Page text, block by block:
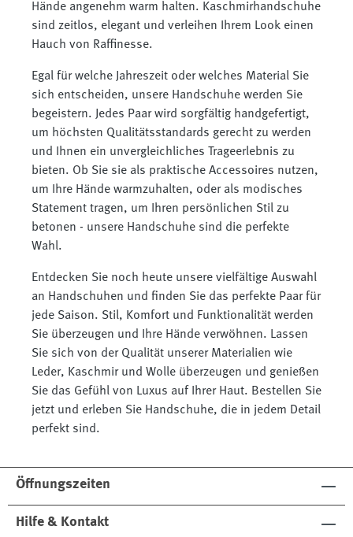
Hände angenehm warm halten. Kaschmirhandschuhe
sind zeitlos, elegant und verleihen Ihrem Look einen
Hauch von Raffinesse.
Egal für welche Jahreszeit oder welches Material Sie
sich entscheiden, unsere Handschuhe werden Sie
begeistern. Jedes Paar wird sorgfältig handgefertigt,
um höchsten Qualitätsstandards gerecht zu werden
und Ihnen ein unvergleichliches Trageerlebnis zu
bieten. Ob Sie sie als praktische Accessoires nutzen,
um Ihre Hände warmzuhalten, oder als modisches
Statement tragen, um Ihren persönlichen Stil zu
betonen - unsere Handschuhe sind die perfekte
Wahl.
Entdecken Sie noch heute unsere vielfältige Auswahl
an Handschuhen und finden Sie das perfekte Paar für
jede Saison. Stil, Komfort und Funktionalität werden
Sie überzeugen und Ihre Hände verwöhnen. Lassen
Sie sich von der Qualität unserer Materialien wie
Leder, Kaschmir und Wolle überzeugen und genießen
Sie das Gefühl von Luxus auf Ihrer Haut. Bestellen Sie
jetzt und erleben Sie Handschuhe, die in jedem Detail
perfekt sind.
Öffnungszeiten
Hilfe & Kontakt